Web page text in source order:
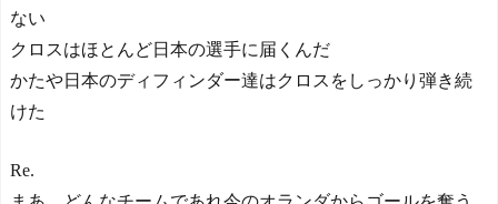
ない
クロスはほとんど日本の選手に届くんだ
かたや日本のディフィンダー達はクロスをしっかり弾き続
けた
Re.